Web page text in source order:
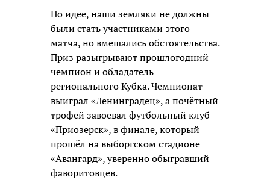
По идее, наши земляки не должны
были стать участниками этого
матча, но вмешались обстоятельства.
Приз разыгрывают прошлогодний
чемпион и обладатель
регионального Кубка. Чемпионат
выиграл «Ленинградец», а почётный
трофей завоевал футбольный клуб
«Приозерск», в финале, который
прошёл на выборгском стадионе
«Авангард», уверенно обыгравший
фаворитовцев.